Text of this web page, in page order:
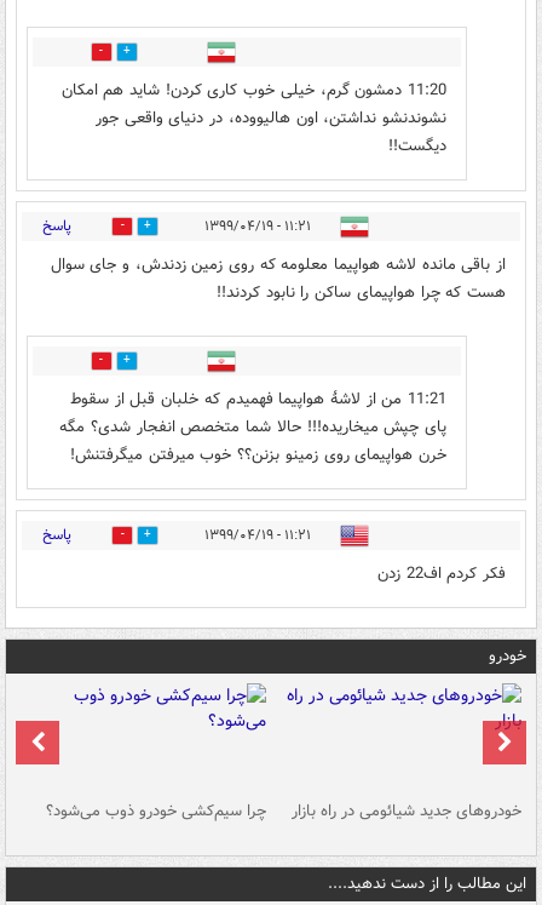
2
11:20 دمشون گرم، خیلی خوب کاری کردن! شاید هم امکان
نشوندنشو نداشتن، اون هالیووده، در دنیای واقعی جور
دیگست!!
۱۱:۲۱ - ۱۳۹۹/۰۴/۱۹ 3 پاسخ
از باقی مانده لاشه هواپیما معلومه که روی زمین زدندش، و جای سوال
هست که چرا هواپیمای ساکن را نابود کردند!!
0
11:21 من از لاشهٔ هواپیما فهمیدم که خلبان قبل از سقوط
پای چپش میخاریده!!! حالا شما متخصص انفجار شدی؟ مگه
خرن هواپیمای روی زمینو بزنن؟؟ خوب میرفتن میگرفتنش!
۱۱:۲۱ - ۱۳۹۹/۰۴/۱۹ 1 پاسخ
فکر کردم اف22 زدن
خودرو
خودروهای جدید شیائومی در راه بازار چرا سیم‌کشی خودرو ذوب می‌شود؟
این مطالب را از دست ندهید....